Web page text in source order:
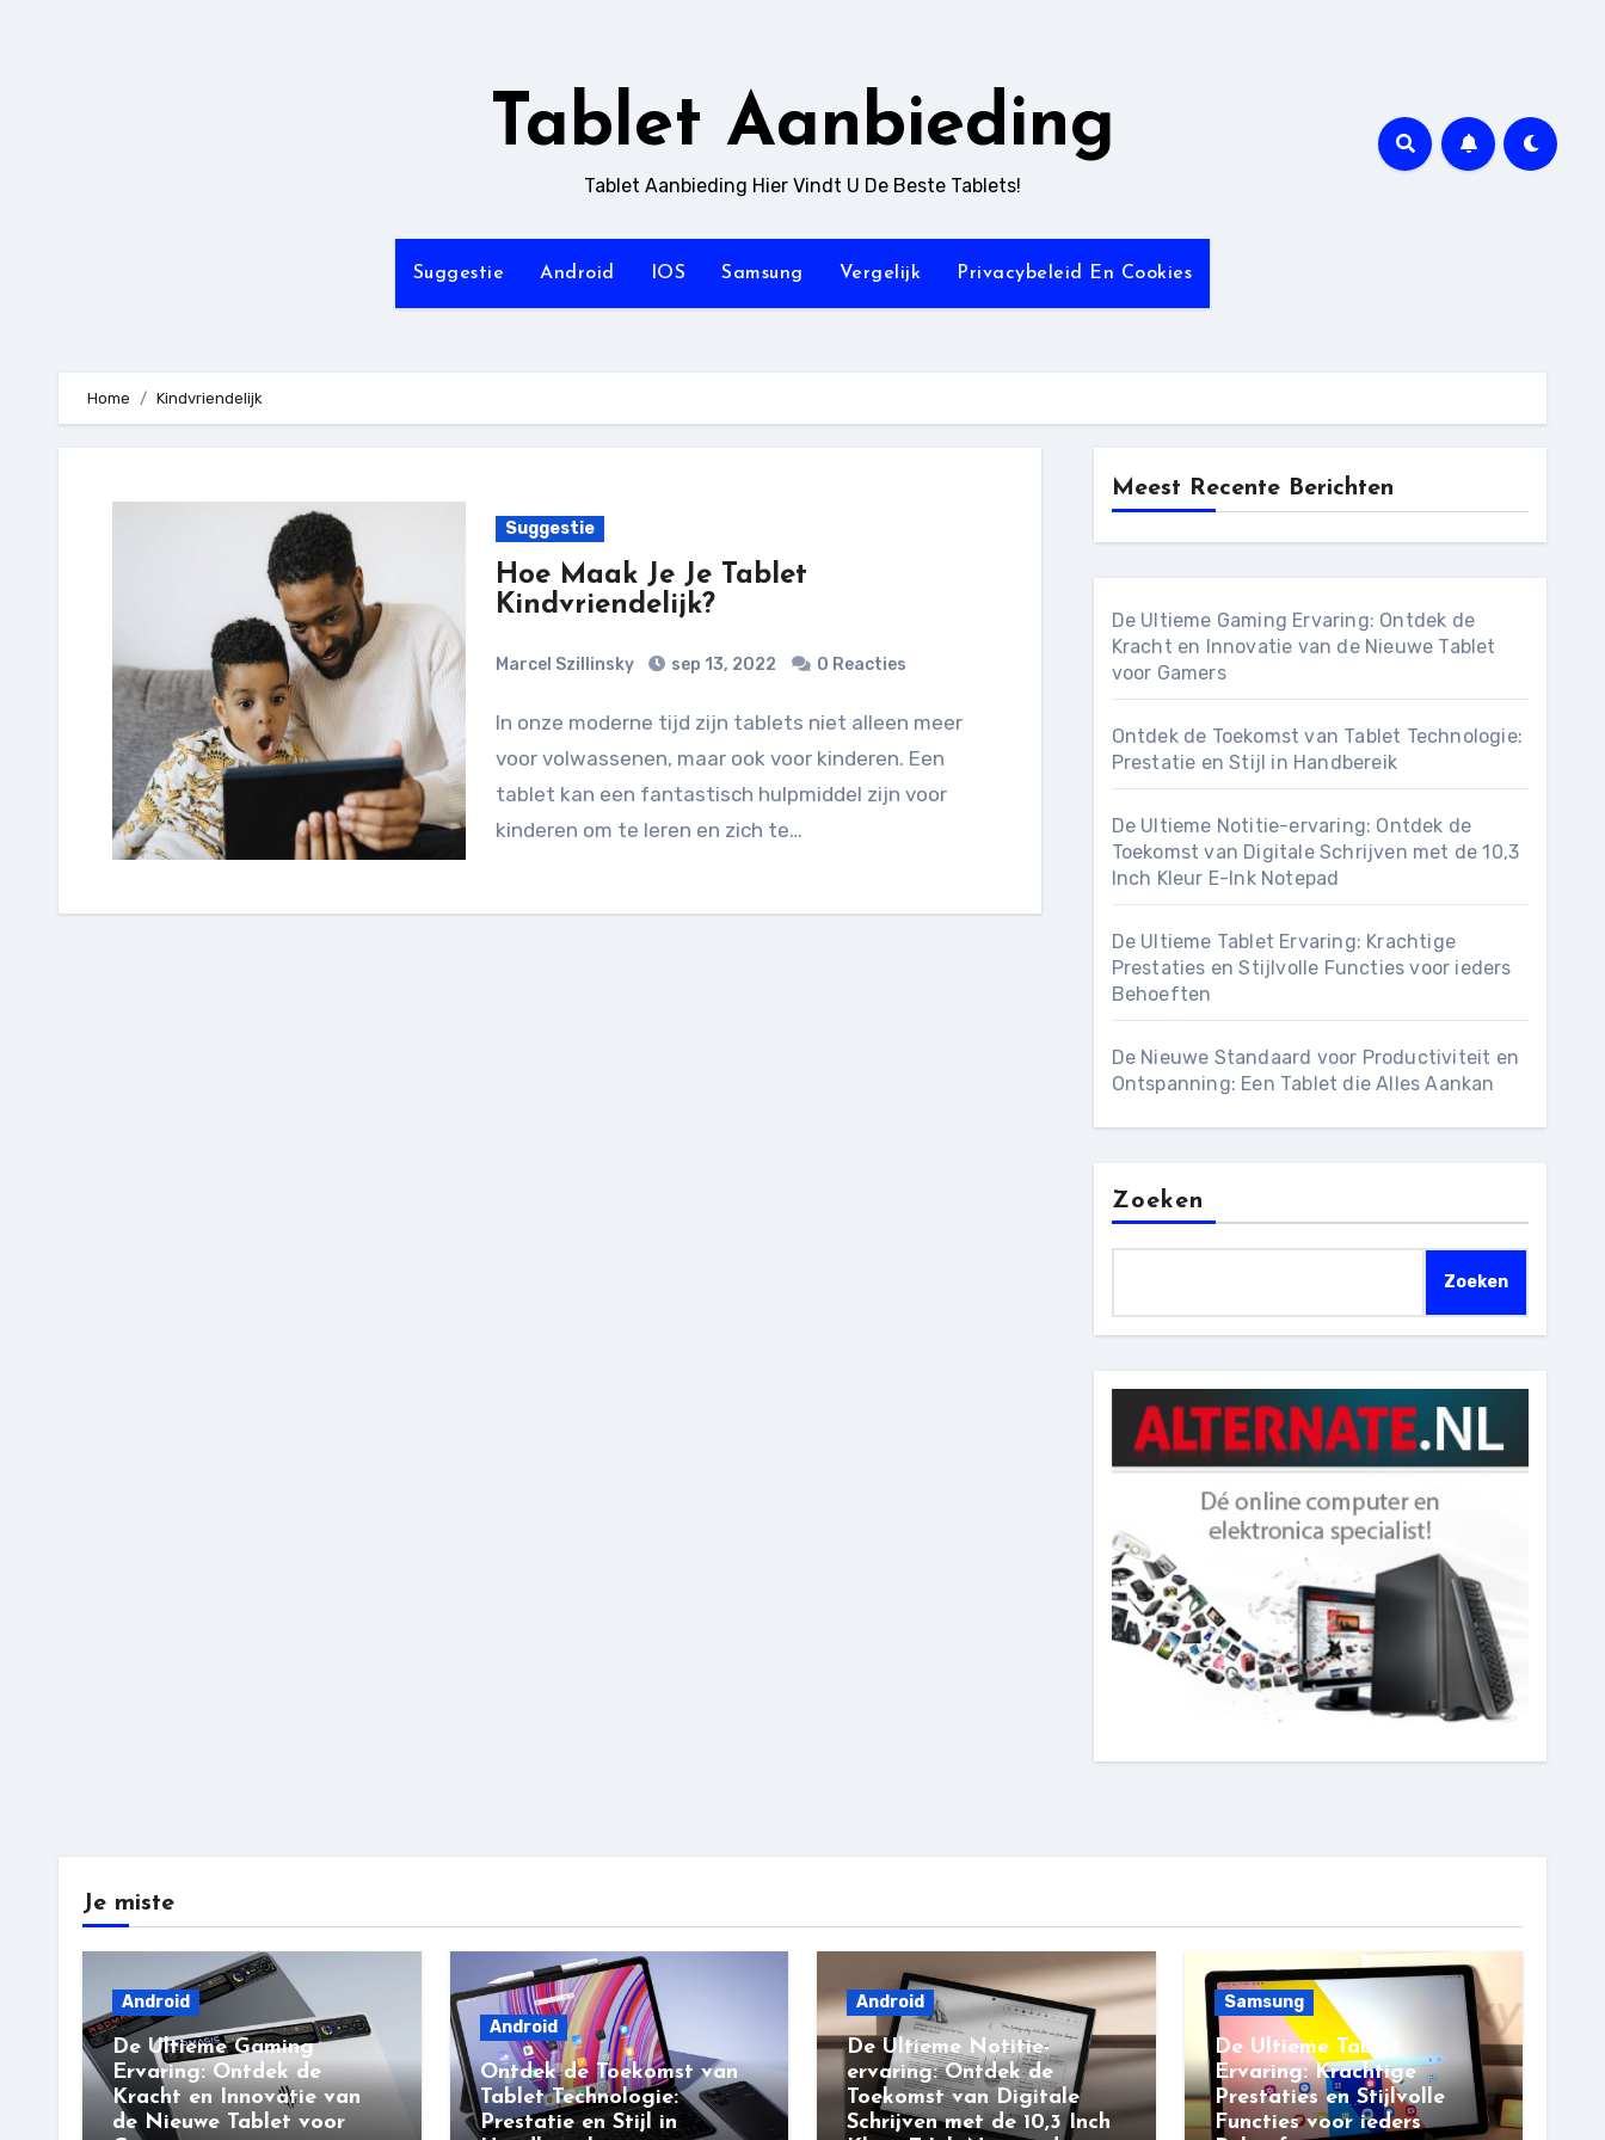
Tablet Aanbieding
Tablet Aanbieding Hier Vindt U De Beste Tablets!
Suggestie Android IOS Samsung Vergelijk Privacybeleid En Cookies
Home Kindvriendelijk
Suggestie
Hoe Maak Je Je Tablet
Kindvriendelijk?
Marcel Szillinsky sep 13, 2022 0 Reacties
In onze moderne tijd zijn tablets niet alleen meer
voor volwassenen, maar ook voor kinderen. Een
tablet kan een fantastisch hulpmiddel zijn voor
kinderen om te leren en zich te…
Meest Recente Berichten
De Ultieme Gaming Ervaring: Ontdek de
Kracht en Innovatie van de Nieuwe Tablet
voor Gamers
Ontdek de Toekomst van Tablet Technologie:
Prestatie en Stijl in Handbereik
De Ultieme Notitie-ervaring: Ontdek de
Toekomst van Digitale Schrijven met de 10,3
Inch Kleur E-Ink Notepad
De Ultieme Tablet Ervaring: Krachtige
Prestaties en Stijlvolle Functies voor ieders
Behoeften
De Nieuwe Standaard voor Productiviteit en
Ontspanning: Een Tablet die Alles Aankan
Zoeken
Zoeken
Je miste
Android
De Ultieme Gaming
Ervaring: Ontdek de
Kracht en Innovatie van
de Nieuwe Tablet voor
Android
Ontdek de Toekomst van
Tablet Technologie:
Prestatie en Stijl in
Android
De Ultieme Notitie-
ervaring: Ontdek de
Toekomst van Digitale
Schrijven met de 10,3 Inch
Samsung
De Ultieme Tablet
Ervaring: Krachtige
Prestaties en Stijlvolle
Functies voor ieders